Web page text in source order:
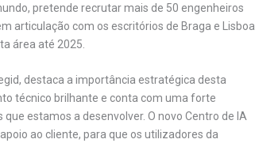
pretende recrutar mais de 50 engenheiros
articulação com os escritórios de Braga e Lisboa.
área até 2025.
destaca a importância estratégica desta
técnico brilhante e conta com uma forte
estamos a desenvolver. O novo Centro de IA
ao cliente, para que os utilizadores da